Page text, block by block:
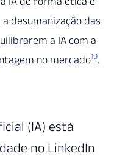
desumanização das
a IA com a
no mercado19.
(IA) está
no LinkedIn